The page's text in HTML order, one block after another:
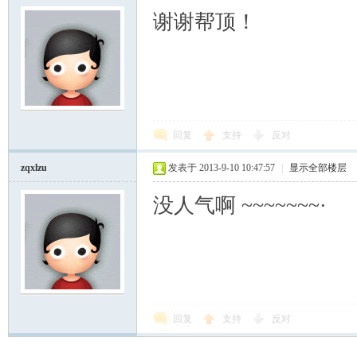
谢谢帮顶！
回复 支持 反对
zqxlzu 发表于 2013-9-10 10:47:57 显示全部楼层
没人气啊 ~~~~~~~·
回复 支持 反对